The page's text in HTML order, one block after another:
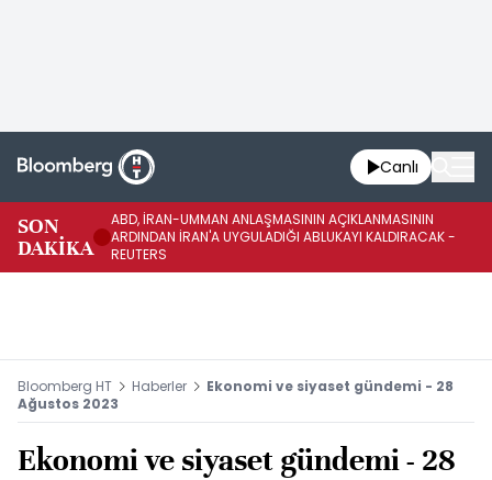
Canlı
SON
DAKİKA
ABD, İRAN-UMMAN ANLAŞMASININ AÇIKLANMASININ
ARDINDAN İRAN'A UYGULADIĞI ABLUKAYI KALDIRACAK -
REUTERS
Bloomberg HT Haberler
Ekonomi ve siyaset gündemi - 28
Ağustos 2023
Ekonomi ve siyaset gündemi - 28